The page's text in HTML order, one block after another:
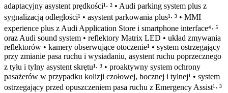
adaptacyjny asystent prędkości¹‧ ² • Audi parking system plus z
sygnalizacją odległości¹ • asystent parkowania plus¹‧ ³ • MMI
experience plus z Audi Application Store i smartphone interface⁴‧ ⁵
oraz Audi sound system • reflektory Matrix LED • układ zmywania
reflektorów • kamery obserwujące otoczenie¹ • system ostrzegający
przy zmianie pasa ruchu i wysiadaniu, asystent ruchu poprzecznego
z tyłu i tylny asystent skrętu¹‧ ³ • proaktywny system ochrony
pasażerów w przypadku kolizji czołowej, bocznej i tylnej¹ • system
ostrzegający przed opuszczeniem pasa ruchu z Emergency Assist¹‧ ³